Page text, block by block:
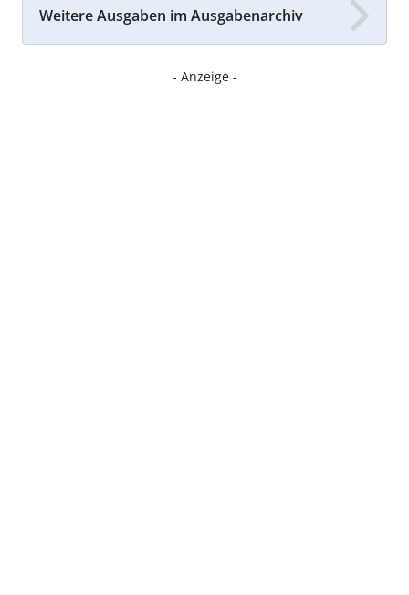
Weitere Ausgaben im Ausgabenarchiv
- Anzeige -